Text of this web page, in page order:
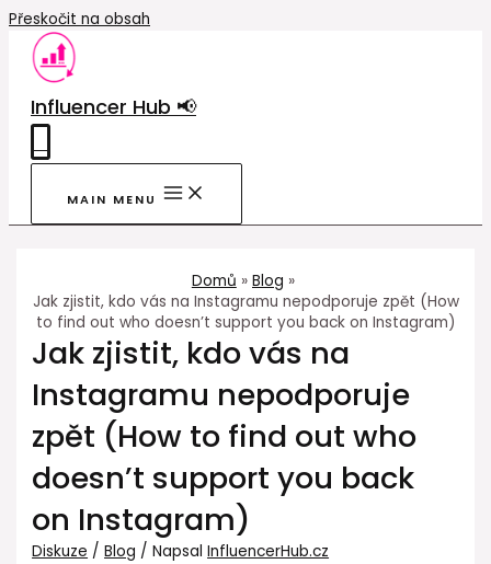
Přeskočit na obsah
Influencer Hub 📢
MAIN MENU
Domů
Blog
Jak zjistit, kdo vás na Instagramu nepodporuje zpět (How
to find out who doesn’t support you back on Instagram)
Jak zjistit, kdo vás na
Instagramu nepodporuje
zpět (How to find out who
doesn’t support you back
on Instagram)
Diskuze /Blog / NapsalInfluencerHub.cz